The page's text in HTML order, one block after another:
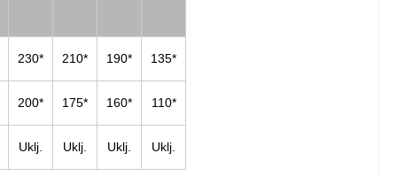
230* 210* 190* 135*
200* 175* 160* 110*
Uklj. Uklj. Uklj. Uklj.